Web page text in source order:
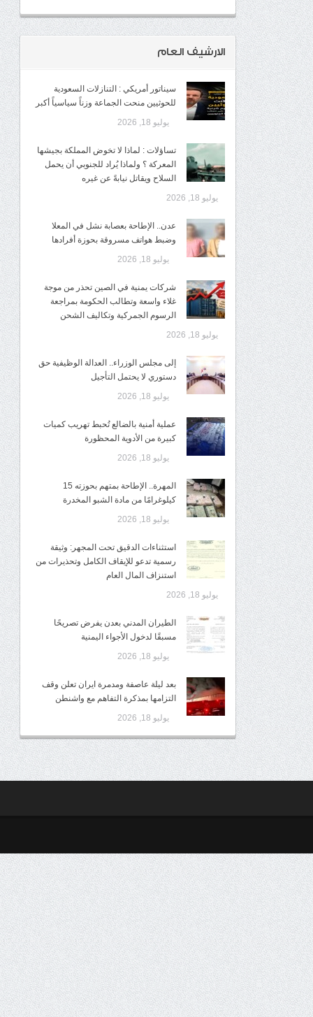
الارشيف العام
سيناتور أمريكي : التنازلات السعودية
للحوثيين منحت الجماعة وزناً سياسياً أكبر
يوليو 18, 2026
تساؤلات : لماذا لا تخوض المملكة بجيشها
المعركة ؟ ولماذا يُراد للجنوبي أن يحمل
السلاح ويقاتل نيابةً عن غيره
يوليو 18, 2026
عدن.. الإطاحة بعصابة نشل في المعلا
وضبط هواتف مسروقة بحوزة أفرادها
يوليو 18, 2026
شركات يمنية في الصين تحذر من موجة
غلاء واسعة وتطالب الحكومة بمراجعة
الرسوم الجمركية وتكاليف الشحن
يوليو 18, 2026
إلى مجلس الوزراء.. العدالة الوظيفية حق
دستوري لا يحتمل التأجيل
يوليو 18, 2026
عملية أمنية بالضالع تُحبط تهريب كميات
كبيرة من الأدوية المحظورة
يوليو 18, 2026
المهرة.. الإطاحة بمتهم بحوزته 15
كيلوغرامًا من مادة الشبو المخدرة
يوليو 18, 2026
استثناءات الدقيق تحت المجهر: وثيقة
رسمية تدعو للإيقاف الكامل وتحذيرات من
استنزاف المال العام
يوليو 18, 2026
الطيران المدني بعدن يفرض تصريحًا
مسبقًا لدخول الأجواء اليمنية
يوليو 18, 2026
بعد ليلة عاصفة ومدمرة ايران تعلن وقف
التزامها بمذكرة التفاهم مع واشنطن
يوليو 18, 2026